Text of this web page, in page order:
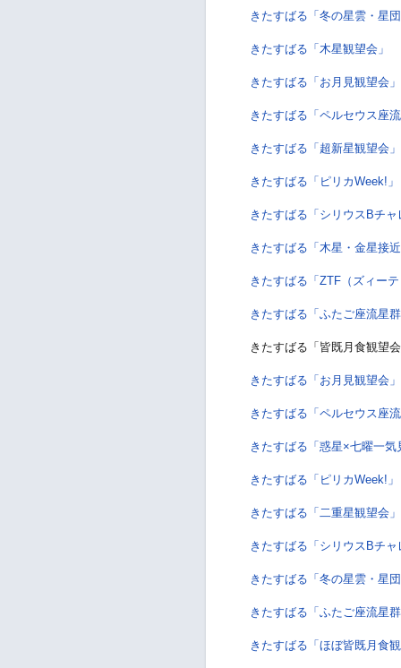
きたすばる「冬の星雲・
きたすばる「木星観望会
きたすばる「お月見観望
きたすばる「ペルセウス
きたすばる「超新星観望
きたすばる「ピリカWeek!
きたすばる「シリウスBチ
きたすばる「木星・金星
きたすばる「ZTF（ズィー
きたすばる「ふたご座流
きたすばる「皆既月食観
きたすばる「お月見観望
きたすばる「ペルセウス
きたすばる「惑星×七曜一
きたすばる「ピリカWeek!
きたすばる「二重星観望
きたすばる「シリウスBチ
きたすばる「冬の星雲・
きたすばる「ふたご座流星
きたすばる「ほぼ皆既月